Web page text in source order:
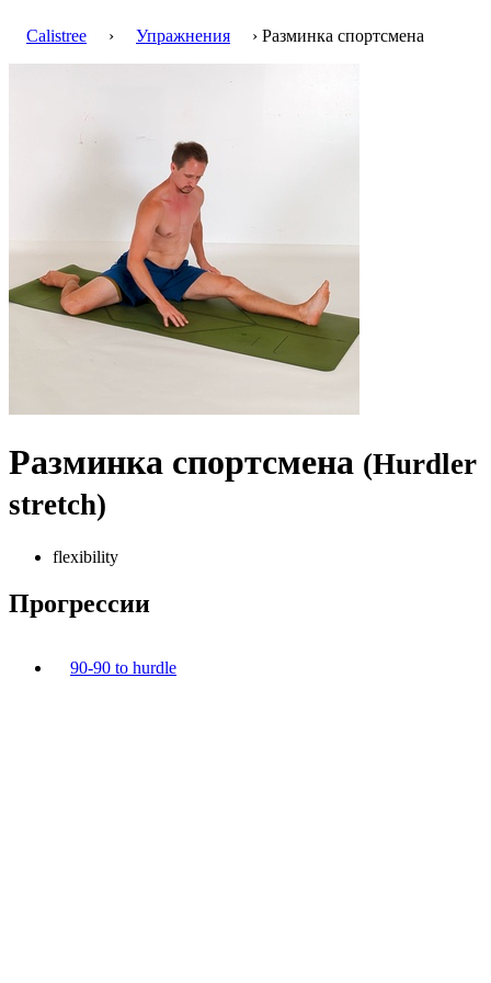
Calistree › Упражнения › Разминка спортсмена
Разминка спортсмена (Hurdler
stretch)
flexibility
Прогрессии
90-90 to hurdle